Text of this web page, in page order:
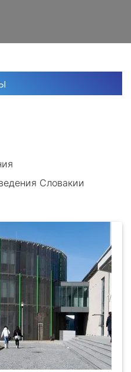
Словакии